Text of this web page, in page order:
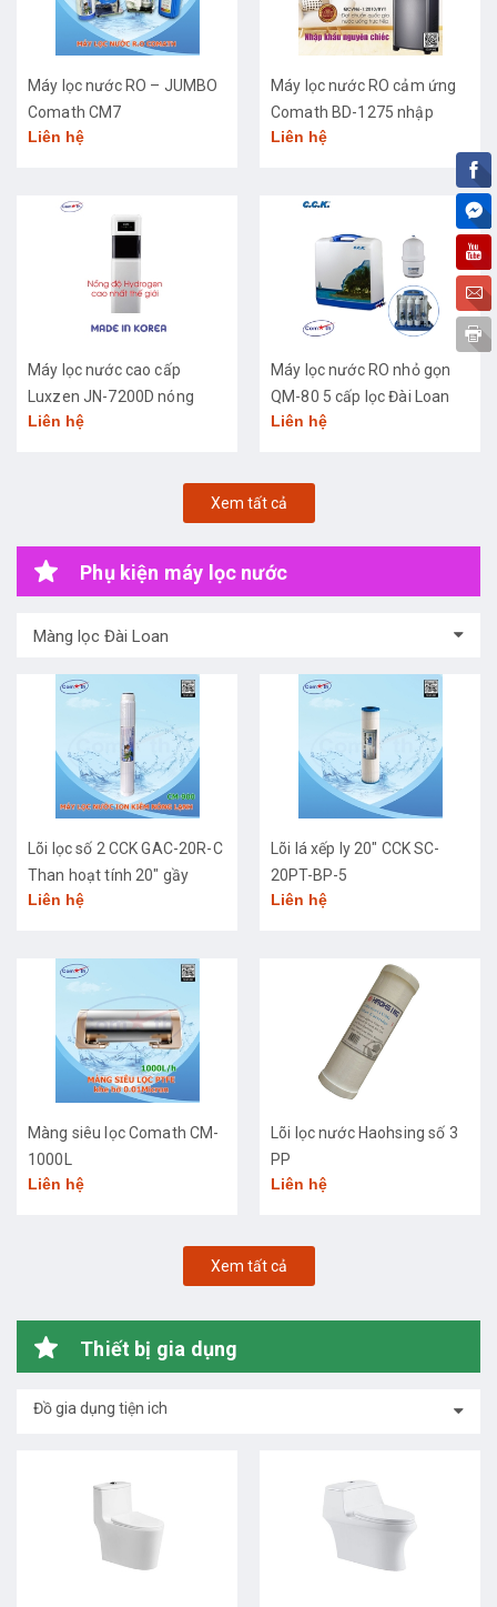
Máy lọc nước RO – JUMBO
Comath CM7
Liên hệ
Máy lọc nước RO cảm ứng
Comath BD-1275 nhập
khẩu cao cấp
Liên hệ
Máy lọc nước cao cấp
Luxzen JN-7200D nóng
lạnh
Liên hệ
Máy lọc nước RO nhỏ gọn
QM-80 5 cấp lọc Đài Loan
Liên hệ
Xem tất cả
Phụ kiện máy lọc nước
Màng lọc Đài Loan
Lõi lọc số 2 CCK GAC-20R-C
Than hoạt tính 20" gầy
Liên hệ
Lõi lá xếp ly 20" CCK SC-
20PT-BP-5
Liên hệ
Màng siêu lọc Comath CM-
1000L
Liên hệ
Lõi lọc nước Haohsing số 3
PP
Liên hệ
Xem tất cả
Thiết bị gia dụng
Đồ gia dụng tiện ich